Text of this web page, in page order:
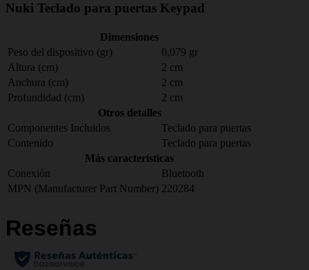
Nuki Teclado para puertas Keypad
Dimensiones
Peso del dispositivo (gr)
0,079 gr
Altura (cm)
2 cm
Anchura (cm)
2 cm
Profundidad (cm)
2 cm
Otros detalles
Componentes Incluidos
Teclado para puertas
Contenido
Teclado para puertas
Más características
Conexión
Bluetooth
MPN (Manufacturer Part Number) 220284